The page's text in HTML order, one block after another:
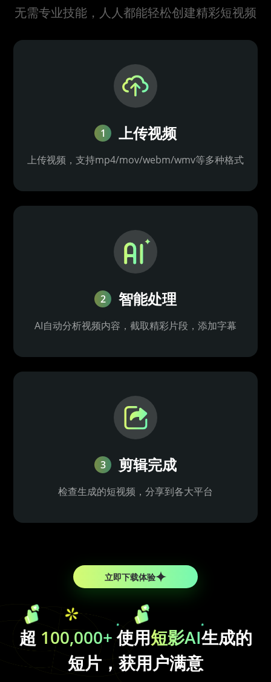
无需专业技能，人人都能轻松创建精彩短视频
1 上传视频
上传视频，支持mp4/mov/webm/wmv等多种格式
2 智能处理
AI自动分析视频内容，截取精彩片段，添加字幕
3 剪辑完成
检查生成的短视频，分享到各大平台
立即下载体验
超 100,000+使用短影AI生成的
短片，获用户满意